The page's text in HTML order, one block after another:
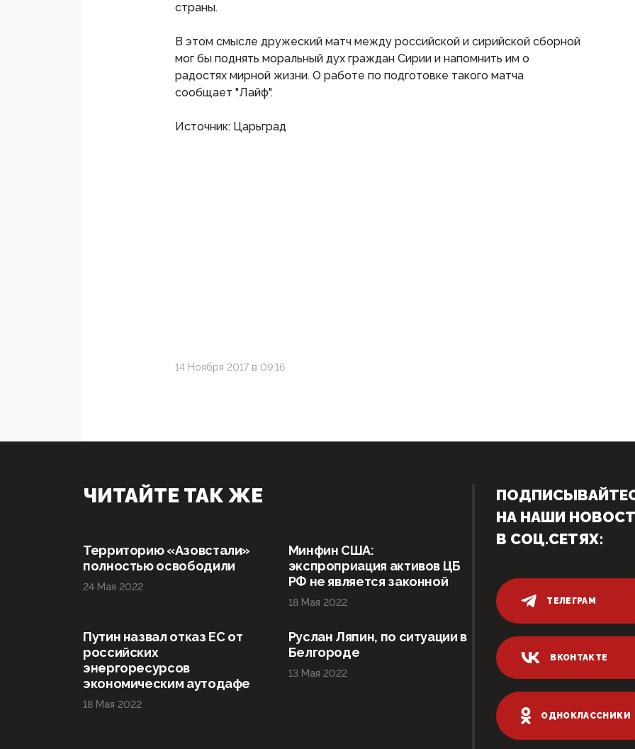
страны.
В этом смысле дружеский матч между российской и сирийской сборной
мог бы поднять моральный дух граждан Сирии и напомнить им о
радостях мирной жизни. О работе по подготовке такого матча
сообщает "Лайф".
Источник: Царьград
14 Ноября 2017 в 09:16
ЧИТАЙТЕ ТАК ЖЕ
Территорию «Азовстали»
полностью освободили
24 Мая 2022
Минфин США:
экспроприация активов ЦБ
РФ не является законной
18 Мая 2022
Путин назвал отказ ЕС от
российских
энергоресурсов
экономическим аутодафе
18 Мая 2022
Руслан Ляпин, по ситуации в
Белгороде
13 Мая 2022
НА НАШИ
В СОЦ.СЕТЯХ:
ТЕЛЕГРАМ
ВКОНТАКТЕ
ОДНОКЛАССНИКИ